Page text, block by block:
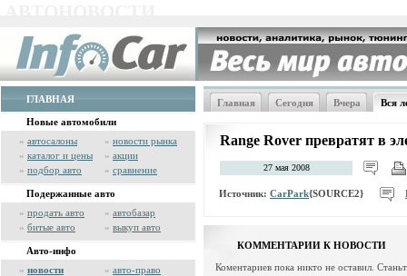
ГЛАВНАЯ
Новые автомобили
» автосалоны » новости рынка
» каталог и цены » акции
» подбор авто » сравнение
Подержанные авто
» продать авто » автобазар
» битые авто » выкуп авто
Авто-инфо
» новости » авто-право
Главная Сегодня Вчера Вся
Range Rover превратят в
27 мая 2008
Источник: CarPark{SOURCE2}
КОММЕНТАРИИ К НОВОСТИ
Коментариев пока никто не оставил.